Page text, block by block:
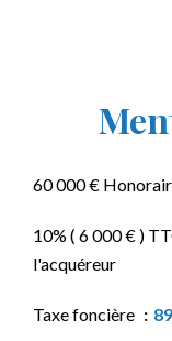
60 000 €
10% ( 6 000 € )
l'acquéreur
Taxe foncière